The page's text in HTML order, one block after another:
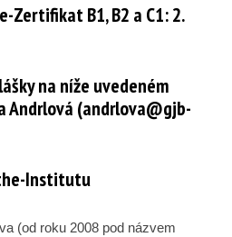
Zertifikat B1, B2 a C1: 2.
na níže uvedeném
Andrlová (andrlova@gjb-
Institutu
(od roku 2008 pod názvem